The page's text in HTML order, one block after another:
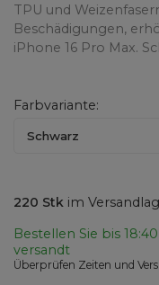
TPU und
Beschädigungen,
iPhone 16 Pro Max.
Farbvariante
Schwarz
220 Stk im
Bestellen Sie bis
versandt
Überprüfen Zeiten und